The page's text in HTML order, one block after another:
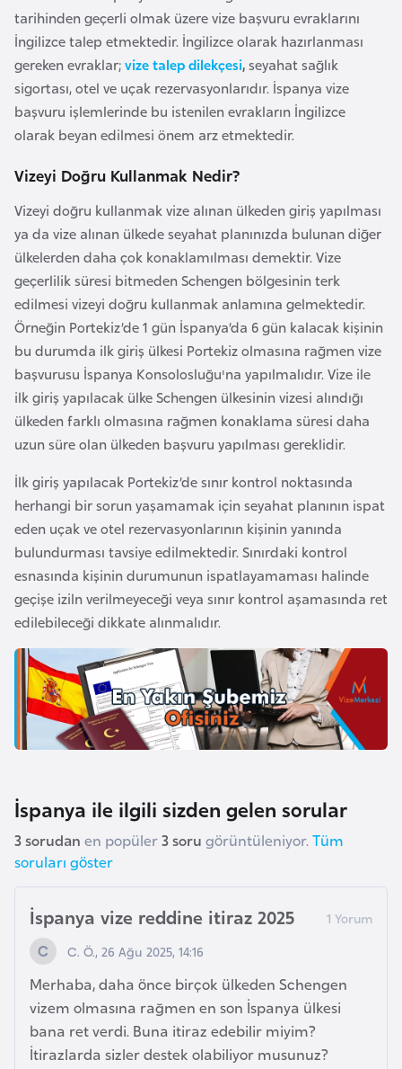
tarihinden geçerli olmak üzere vize başvuru evraklarını
İngilizce talep etmektedir. İngilizce olarak hazırlanması
gereken evraklar;vize talep dilekçesi,seyahat sağlık
sigortası, otel ve uçak rezervasyonlarıdır. İspanya vize
başvuru işlemlerinde bu istenilen evrakların İngilizce
olarak beyan edilmesi önem arz etmektedir.
Vizeyi Doğru Kullanmak Nedir?
Vizeyi doğru kullanmak vize alınan ülkeden giriş yapılması
ya da vize alınan ülkede seyahat planınızda bulunan diğer
ülkelerden daha çok konaklamılması demektir. Vize
geçerlilik süresi bitmeden Schengen bölgesinin terk
edilmesi vizeyi doğru kullanmak anlamına gelmektedir.
Örneğin Portekiz’de 1 gün İspanya’da 6 gün kalacak kişinin
bu durumda ilk giriş ülkesi Portekiz olmasına rağmen vize
başvurusu İspanya Konsolosluğu'na yapılmalıdır. Vize ile
ilk giriş yapılacak ülke Schengen ülkesinin vizesi alındığı
ülkeden farklı olmasına rağmen konaklama süresi daha
uzun süre olan ülkeden başvuru yapılması gereklidir.
İlk giriş yapılacak Portekiz’de sınır kontrol noktasında
herhangi bir sorun yaşamamak için seyahat planının ispat
eden uçak ve otel rezervasyonlarının kişinin yanında
bulundurması tavsiye edilmektedir. Sınırdaki kontrol
esnasında kişinin durumunun ispatlayamaması halinde
geçişe iziln verilmeyeceği veya sınır kontrol aşamasında ret
edilebileceği dikkate alınmalıdır.
İspanya ile ilgili sizden gelen sorular
3 sorudan en popüler3 soru görüntüleniyor. Tüm
soruları göster
İspanya vize reddine itiraz 2025
C. Ö., 26 Ağu 2025, 14:16
Merhaba, daha önce birçok ülkeden Schengen
vizem olmasına rağmen en son İspanya ülkesi
bana ret verdi. Buna itiraz edebilir miyim?
İtirazlarda sizler destek olabiliyor musunuz?
r
i
y
e
t
i
e
z
a
y
i
r
C
i
b
u
t
i
Ç
i
n
D
a
n
m
k
a
D
e
m
o
k
r
a
t